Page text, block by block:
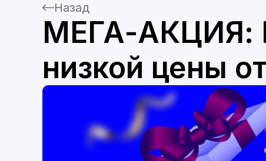
Назад
МЕГА-АКЦИЯ:
низкой цены